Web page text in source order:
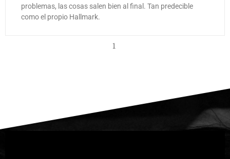
problemas, las cosas salen bien al final. Tan predecible
como el propio Hallmark.
1